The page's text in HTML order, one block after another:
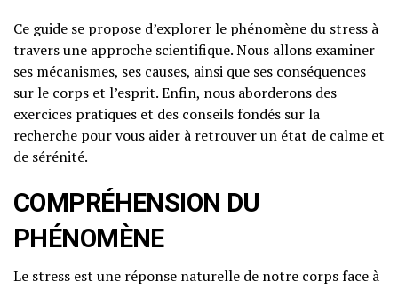
Ce guide se propose d’explorer le phénomène du stress à
travers une approche scientifique. Nous allons examiner
ses mécanismes, ses causes, ainsi que ses conséquences
sur le corps et l’esprit. Enfin, nous aborderons des
exercices pratiques et des conseils fondés sur la
recherche pour vous aider à retrouver un état de calme et
de sérénité.
COMPRÉHENSION DU
PHÉNOMÈNE
Le stress est une réponse naturelle de notre corps face à